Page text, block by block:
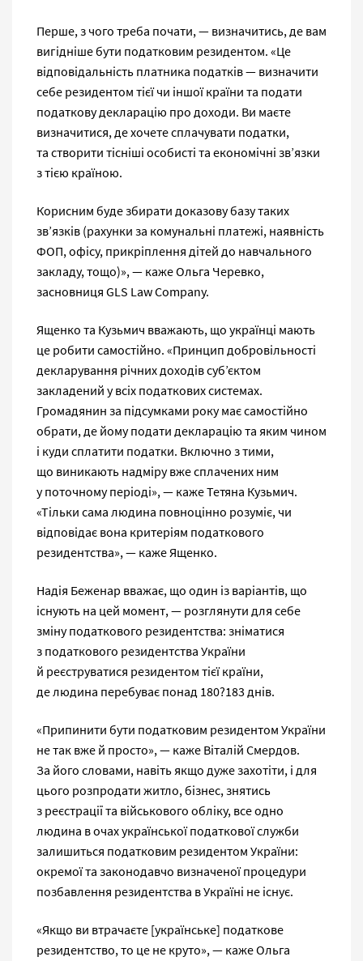
Перше, з чого треба почати, — визначитись, де вам
вигідніше бути податковим резидентом. «Це
відповідальність платника податків — визначити
себе резидентом тієї чи іншої країни та подати
податкову декларацію про доходи. Ви маєте
визначитися, де хочете сплачувати податки,
та створити тісніші особисті та економічні зв’язки
з тією країною.
Корисним буде збирати доказову базу таких
зв’язків (рахунки за комунальні платежі, наявність
ФОП, офісу, прикріплення дітей до навчального
закладу, тощо)», — каже Ольга Черевко,
засновниця GLS Law Company.
Ященко та Кузьмич вважають, що українці мають
це робити самостійно. «Принцип добровільності
декларування річних доходів суб’єктом
закладений у всіх податкових системах.
Громадянин за підсумками року має самостійно
обрати, де йому подати декларацію та яким чином
і куди сплатити податки. Включно з тими,
що виникають надміру вже сплачених ним
у поточному періоді», — каже Тетяна Кузьмич.
«Тільки сама людина повноцінно розуміє, чи
відповідає вона критеріям податкового
резидентства», — каже Ященко.
Надія Беженар вважає, що один із варіантів, що
існують на цей момент, — розглянути для себе
зміну податкового резидентства: зніматися
з податкового резидентства України
й реєструватися резидентом тієї країни,
де людина перебуває понад 180?183 днів.
«Припинити бути податковим резидентом України
не так вже й просто», — каже Віталій Смердов.
За його словами, навіть якщо дуже захотіти, і для
цього розпродати житло, бізнес, знятись
з реєстрації та військового обліку, все одно
людина в очах української податкової служби
залишиться податковим резидентом України:
окремої та законодавчо визначеної процедури
позбавлення резидентства в Україні не існує.
«Якщо ви втрачаєте [українське] податкове
резидентство, то це не круто», — каже Ольга